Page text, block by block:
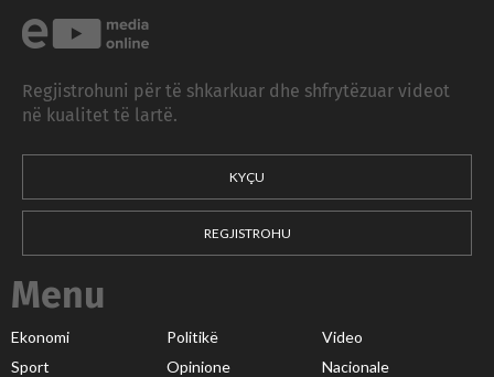
Regjistrohuni për të shkarkuar dhe shfrytëzuar videot
në kualitet të lartë.
KYÇU
REGJISTROHU
Menu
Ekonomi Politikë
Video
Sport
Opinione
Nacionale